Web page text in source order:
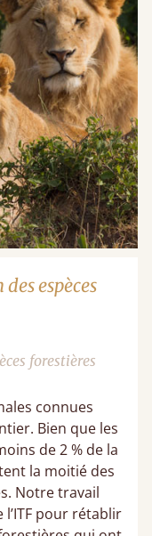
espèces
forestières
connues
Bien que les
de 2 % de la
la moitié des
Notre travail
pour rétablir